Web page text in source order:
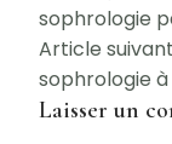
de
l’article
sophrologie
Article suivant
sophrologie
Laisser un